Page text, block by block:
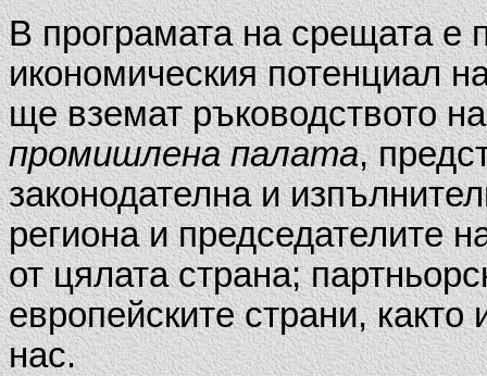
В програмата на срещата е
икономическия потенциал
ще вземат ръководството
промишлена палата,
законодателна и
региона и председателите
от цялата страна;
европейските страни,
нас.